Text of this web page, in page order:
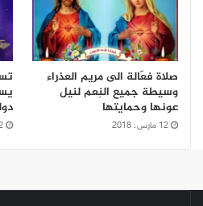
صلاة فعّالة الى مريم العذراء
وسيطة جميع النِعم لنيل
عونها وحمايتها
12 مارس، 2018 12